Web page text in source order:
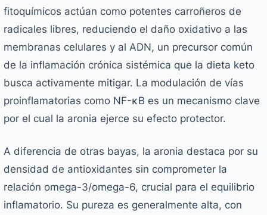
fitoquímicos actúan como potentes carroñeros de
radicales libres, reduciendo el daño oxidativo a las
membranas celulares y al ADN, un precursor común
de la inflamación crónica sistémica que la dieta keto
busca activamente mitigar. La modulación de vías
proinflamatorias como NF-κB es un mecanismo clave
por el cual la aronia ejerce su efecto protector.
A diferencia de otras bayas, la aronia destaca por su
densidad de antioxidantes sin comprometer la
relación omega-3/omega-6, crucial para el equilibrio
inflamatorio. Su pureza es generalmente alta, con